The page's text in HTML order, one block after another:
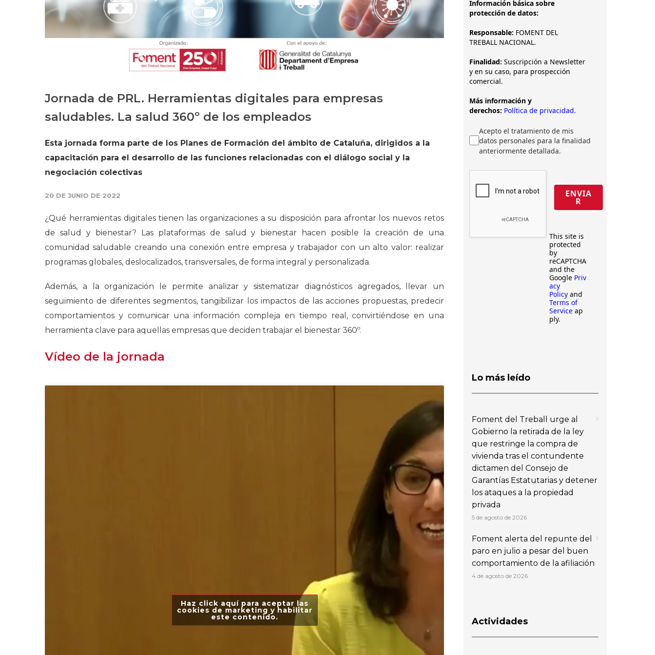
Historia
Galería de Presidentes
Sede Social
Jornada de PRL. Herramientas digitales para empresas
saludables. La salud 360º de los empleados
Esta jornada forma parte de los Planes de Formación del ámbito de Cataluña, dirigidos a la
capacitación para el desarrollo de las funciones relacionadas con el diálogo social y la
negociación colectivas
20 DE JUNIO DE 2022
¿Qué herramientas digitales tienen las organizaciones a su disposición para afrontar los nuevos retos
de salud y bienestar? Las plataformas de salud y bienestar hacen posible la creación de una
comunidad saludable creando una conexión entre empresa y trabajador con un alto valor: realizar
programas globales, deslocalizados, transversales, de forma integral y personalizada.
Además, a la organización le permite analizar y sistematizar diagnósticos agregados, llevar un
seguimiento de diferentes segmentos, tangibilizar los impactos de las acciones propuestas, predecir
comportamientos y comunicar una información compleja en tiempo real, convirtiéndose en una
herramienta clave para aquellas empresas que deciden trabajar el bienestar 360º.
Vídeo de la jornada
Haz click aquí para aceptar las
cookies de marketing y habilitar
este contenido.
Información básica sobre
protección de datos:
Responsable: FOMENT DEL
TREBALL NACIONAL.
Finalidad: Suscripción a Newsletter
y en su caso, para prospección
comercial.
Más información y
derechos: Política de privacidad.
Acepto el tratamiento de mis
datos personales para la finalidad
anteriormente detallada.
ENVIA
R
This site is
protected
by
reCAPTCHA
and the
Google Priv
acy
Policy and
Terms of
Service ap
ply.
Lo más leído
Foment del Treball urge al
Gobierno la retirada de la ley
que restringe la compra de
vivienda tras el contundente
dictamen del Consejo de
Garantías Estatutarias y detener
los ataques a la propiedad
privada
5 de agosto de 2026
Foment alerta del repunte del
paro en julio a pesar del buen
comportamiento de la afiliación
4 de agosto de 2026
Actividades